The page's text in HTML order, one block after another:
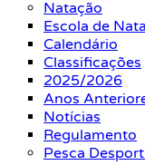
Natação
Escola de
Calendário
Classificações
2025/2026
Anos
Notícias
Regulamento
Pesca